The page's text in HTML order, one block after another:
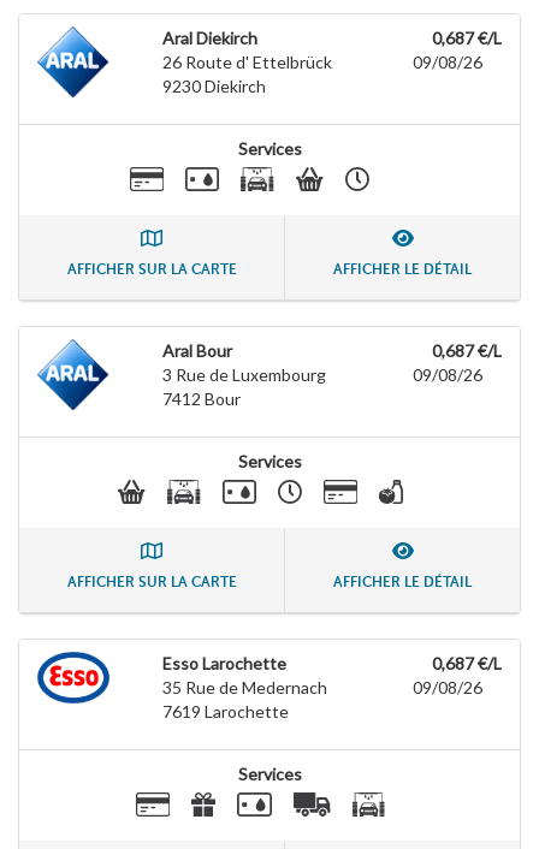
Aral Diekirch
26 Route d' Ettelbrück
9230Diekirch
0,687 €/L
09/08/26
Services
AFFICHER SUR LA CARTE AFFICHER LE DÉTAIL
Aral Bour
3 Rue de Luxembourg
7412 Bour
0,687 €/L
09/08/26
Services
AFFICHER SUR LA CARTE AFFICHER LE DÉTAIL
Esso Larochette
35 Rue de Medernach
7619 Larochette
0,687 €/L
09/08/26
Services